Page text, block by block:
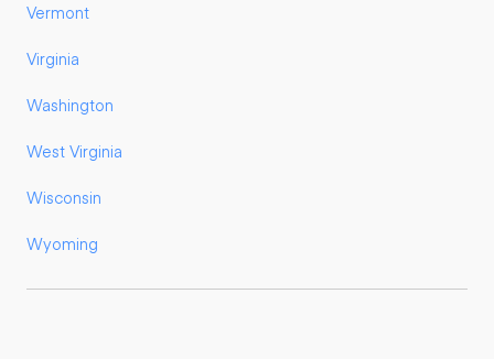
Vermont
Virginia
Washington
West Virginia
Wisconsin
Wyoming